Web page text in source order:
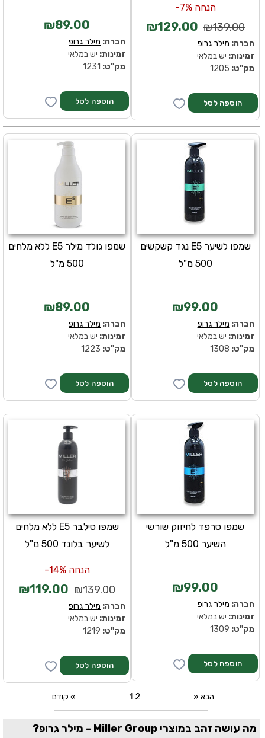
₪89.00
חברה: מילר גרופ
זמינות: יש במלאי
מק''ט:
הנחה 7%-
₪139.00
₪129.00
חברה: מילר גרופ
זמינות: יש במלאי
מק''ט:
שמפו גולד מילר E5 ללא מלחים
500 מ"ל
₪89.00
חברה: מילר גרופ
זמינות: יש במלאי
מק''ט:
שמפו לשיער E5 נגד קשקשים
500 מ"ל
₪99.00
חברה: מילר גרופ
זמינות: יש במלאי
מק''ט:
שמפו סילבר E5 ללא מלחים
לשיער בלונד 500 מ"ל
הנחה 14%-
₪139.00
₪119.00
חברה: מילר גרופ
זמינות: יש במלאי
מק''ט:
שמפו סרפד לחיזוק שורשי
השיער 500 מ"ל
₪99.00
חברה: מילר גרופ
זמינות: יש במלאי
מק''ט:
קודם « 1 2 » הבא
מה עושה זהב במוצרי Miller Group - מילר גרופ?